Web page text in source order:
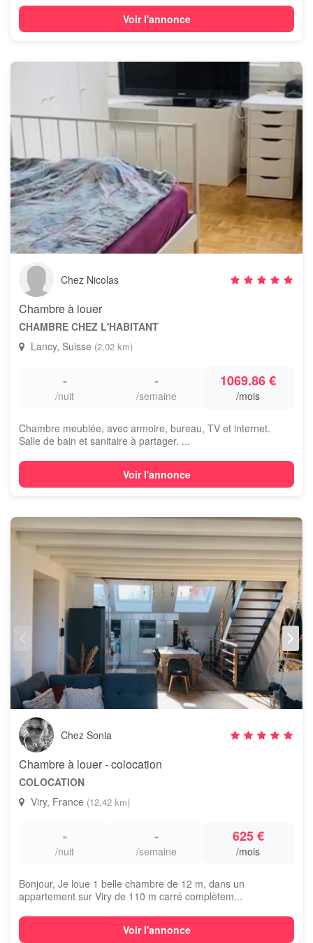
Voir l'annonce
Chez Nicolas
Chambre à louer
CHAMBRE CHEZ L'HABITANT
Lancy, Suisse (2,02 km)
-
/nuit
-
/semaine
1069.86 €
/mois
Chambre meublée, avec armoire, bureau, TV et internet.
Salle de bain et sanitaire à partager. ...
Voir l'annonce
Chez Sonia
Chambre à louer - colocation
COLOCATION
Viry, France (12,42 km)
-
/nuit
-
/semaine
625 €
/mois
Bonjour, Je loue 1 belle chambre de 12 m, dans un
appartement sur Viry de 110 m carré complètem...
Voir l'annonce